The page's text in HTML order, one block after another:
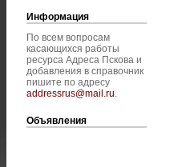
Информация
По всем вопросам
касающихся работы
ресурса Адреса Пскова и
добавления в справочник
пишите по адресу
addressrus@mail.ru.
Объявления